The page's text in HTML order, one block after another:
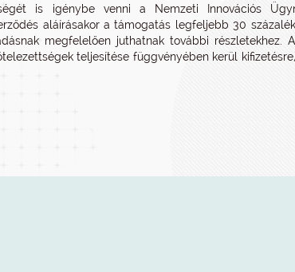
is igénybe venni a Nemzeti Innovációs
aláírásakor a támogatás legfeljebb 30
megfelelően juthatnak további részletekhez.
teljesítése függvényében kerül